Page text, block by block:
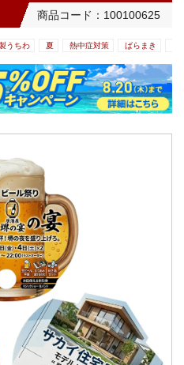
商品コード：100100625
うちわ 夏 熱中症対策 ばらまき